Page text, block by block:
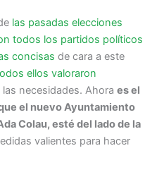
las pasadas elecciones
todos los partidos políticos
concisas de cara a este
ellos valoraron
las necesidades. Ahora es el
el nuevo Ayuntamiento
Colau, esté del lado de la
valientes para hacer